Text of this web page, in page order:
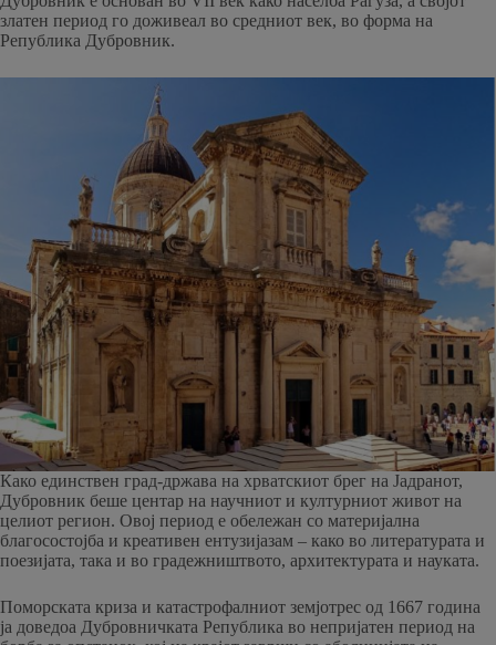
златен период го доживеал во средниот век, во форма на
Република Дубровник.
Како единствен град-држава на хрватскиот брег на Јадранот,
Дубровник беше центар на научниот и културниот живот на
целиот регион. Овој период е обележан со материјална
благосостојба и креативен ентузијазам – како во литературата и
поезијата, така и во градежништвото, архитектурата и науката.
Поморската криза и катастрофалниот земјотрес од 1667 година
ја доведоа Дубровничката Република во непријатен период на